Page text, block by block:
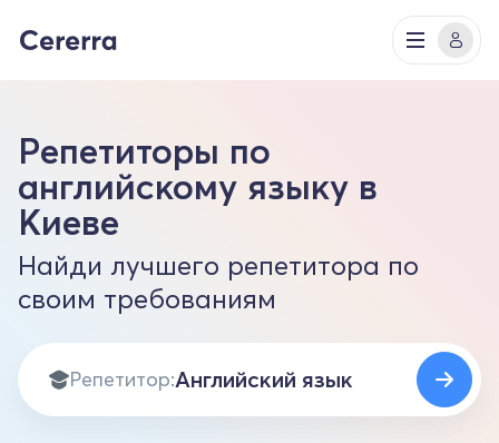
Репетиторы по
английскому языку в
Киеве
Найди лучшего репетитора по
своим требованиям
Репетитор: